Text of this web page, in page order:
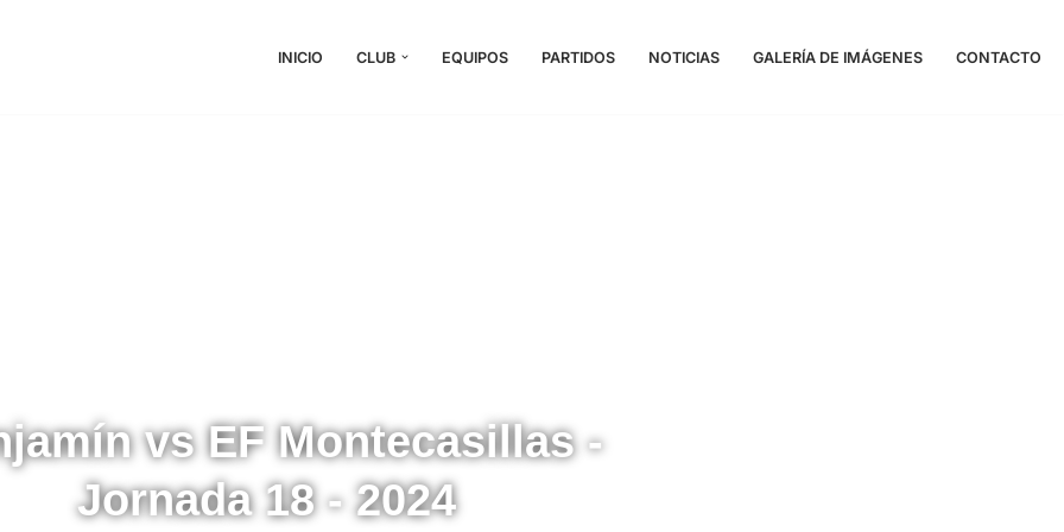
INICIO CLUB EQUIPOS PARTIDOS NOTICIAS GALERÍA DE IMÁGENES CONTACTO
vs EF Montecasillas -
Jornada 18 - 2024